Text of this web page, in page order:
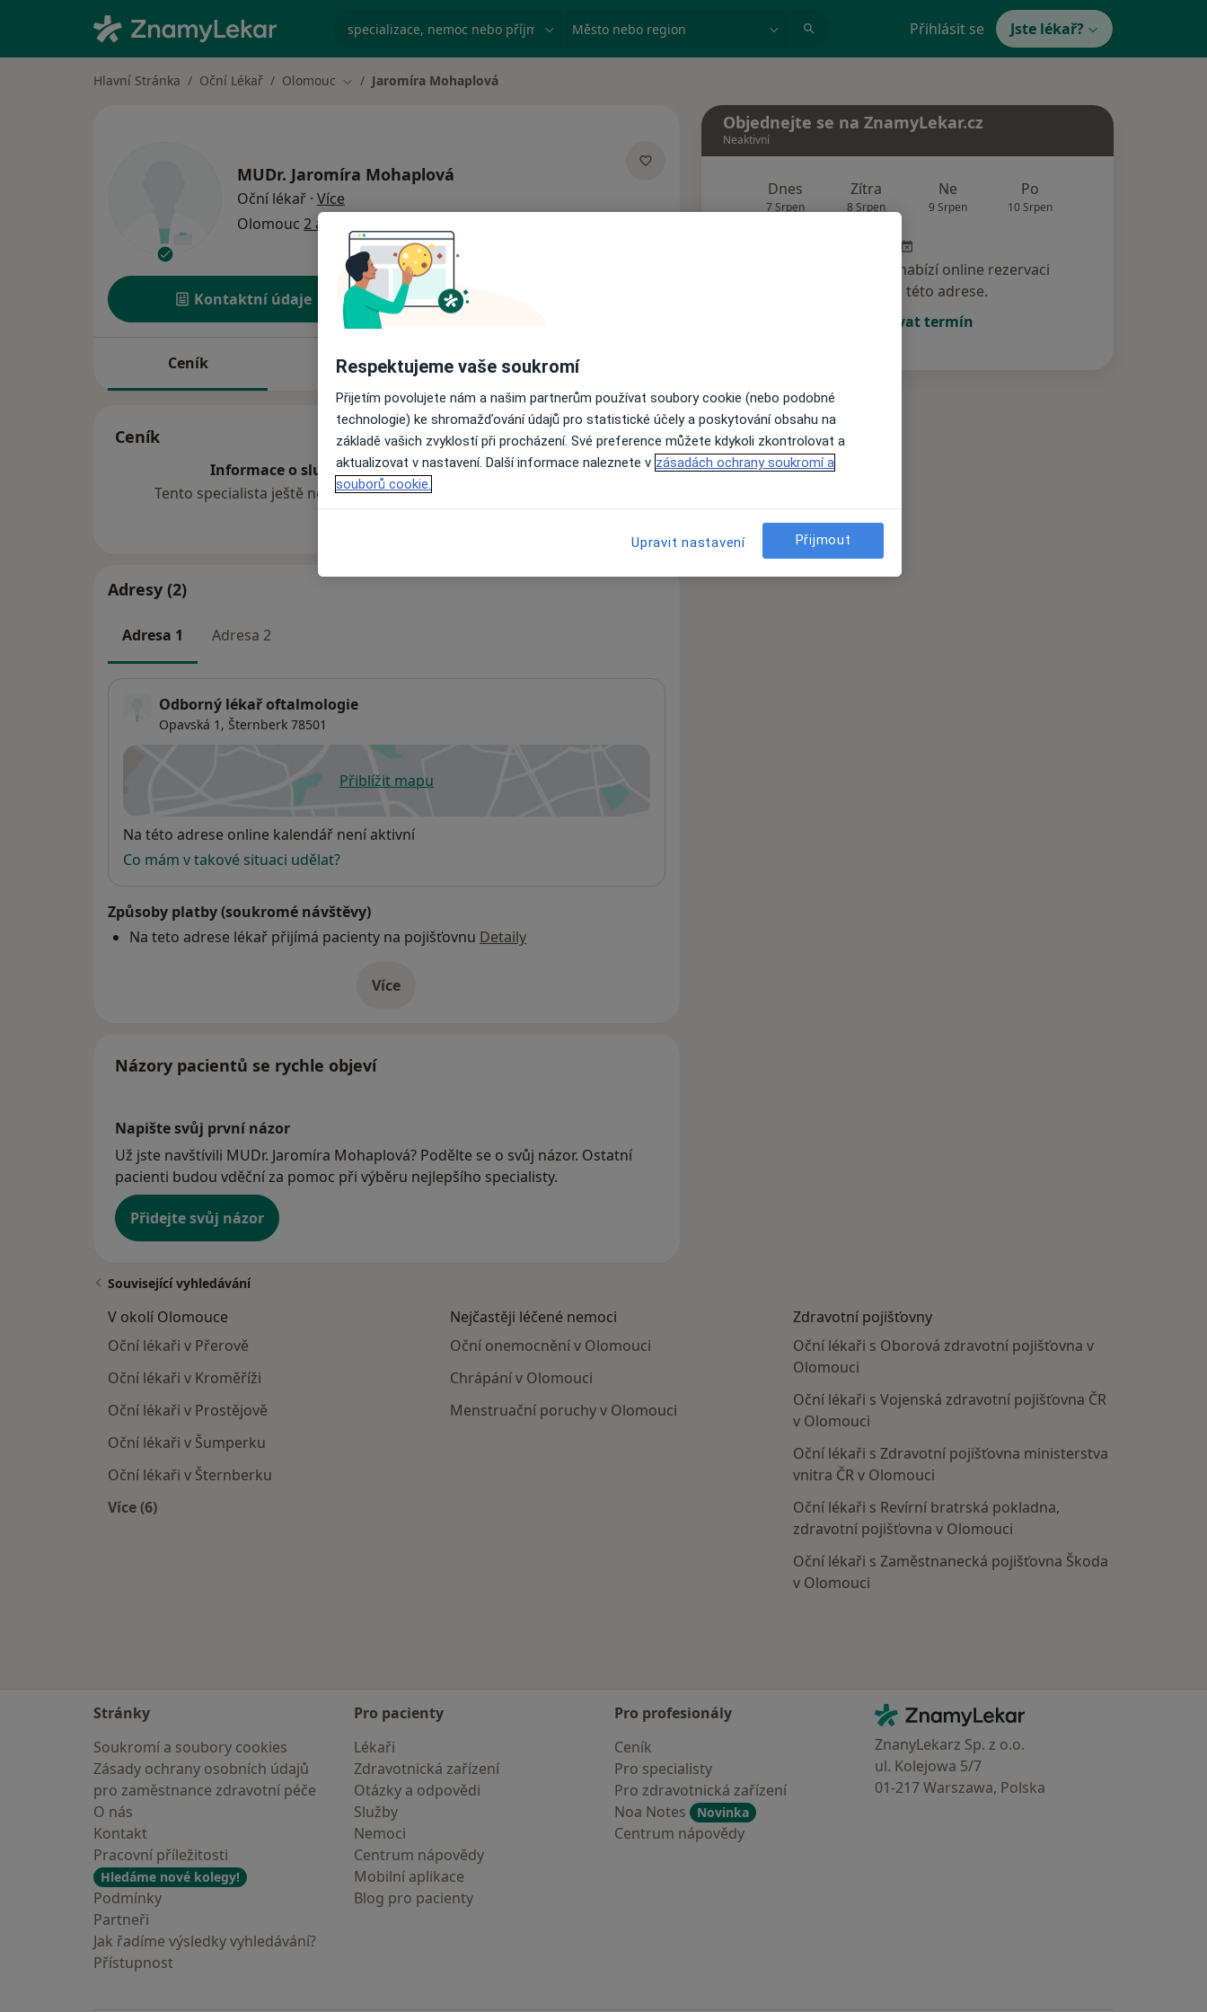
specializace, nemoc nebo příjmení Město nebo region Přihlásit se Jste lékař?
Hlavní Stránka Oční Lékař Olomouc Změna města
Jaromíra Mohaplová
MUDr. Jaromíra Mohaplová
Oční lékař · Víceo specializacích
Olomouc 2 adresy
Kontaktní údaje Rezervovat termín
Ceník Adresy Názory pacientů
Ceník
Informace o službách a cenách nejsou k dispozici
Tento specialista ještě nepřidával žádné informace o svých službách.
Adresy (2)
Adresa 1 Adresa 2
Odborný lékař oftalmologie
Opavská 1, Šternberk 78501
Přiblížit mapuse otevře v nové záložce
Dostupnost
Na této adrese online kalendář není aktivní
Co mám v takové situaci udělat?
Způsoby platby (soukromé návštěvy)
Na teto adrese lékař přijímá pacienty na pojišťovnu Detaily
Víceo adrese
Názory pacientů se rychle objeví
Napište svůj první názor
Už jste navštívili MUDr. Jaromíra Mohaplová? Podělte se o svůj názor. Ostatní
pacienti budou vděční za pomoc při výběru nejlepšího specialisty.
Přidejte svůj názor
Objednejte se na ZnamyLekar.cz
Neaktivní
Dnes
7 Srpen
Zítra
8 Srpen
Ne
9 Srpen
Po
10 Srpen
Tento specialista nenabízí online rezervaci
termínu na této adrese.
Rezervovat termín
Související vyhledávání
V okolí Olomouce
Oční lékaři v Přerově
Oční lékaři v Kroměříži
Oční lékaři v Prostějově
Oční lékaři v Šumperku
Oční lékaři v Šternberku
Více (6)
Nejčastěji léčené nemoci
Oční onemocnění v Olomouci
Chrápání v Olomouci
Menstruační poruchy v Olomouci
Zdravotní pojišťovny
Oční lékaři s Oborová zdravotní pojišťovna v
Olomouci
Oční lékaři s Vojenská zdravotní pojišťovna ČR
v Olomouci
Oční lékaři s Zdravotní pojišťovna ministerstva
vnitra ČR v Olomouci
Oční lékaři s Revírní bratrská pokladna,
zdravotní pojišťovna v Olomouci
Oční lékaři s Zaměstnanecká pojišťovna Škoda
v Olomouci
Stránky
Soukromí a soubory cookies
Zásady ochrany osobních údajů
pro zaměstnance zdravotní péče
O nás
Kontakt
Pracovní příležitosti
Hledáme nové kolegy!
Podmínky
Partneři
Jak řadíme výsledky vyhledávání?
Přístupnost
Pro pacienty
Lékaři
Zdravotnická zařízení
Otázky a odpovědi
Služby
Nemoci
Centrum nápovědy
Mobilní aplikace
Blog pro pacienty
Pro profesionály
Ceník
Pro specialisty
Pro zdravotnická zařízení
Noa Notes
Novinka
Centrum nápovědy
Kontakt
ZnamyLekar - Hlavní stránka
ZnanyLekarz Sp. z o.o.
ul. Kolejowa 5/7
01-217 Warszawa, Polska
Respektujeme vaše soukromí
Přijetím povolujete nám a našim partnerům používat soubory cookie (nebo podobné
technologie) ke shromažďování údajů pro statistické účely a poskytování obsahu na
základě vašich zvyklostí při procházení. Své preference můžete kdykoli zkontrolovat a
aktualizovat v nastavení. Další informace naleznete v zásadách ochrany soukromí a
souborů cookie.
Upravit nastavení Přijmout